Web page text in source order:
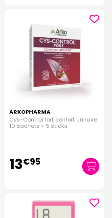
ARKOPHARMA
Cys-Control fort confort urinaire
10 sachets + 5 sticks
13€95